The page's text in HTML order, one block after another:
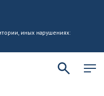
иных нарушениях: